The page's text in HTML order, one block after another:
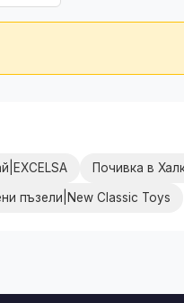
Почивка в
пъзели|New Classic Toys